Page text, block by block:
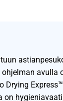
avulla
Drying
on